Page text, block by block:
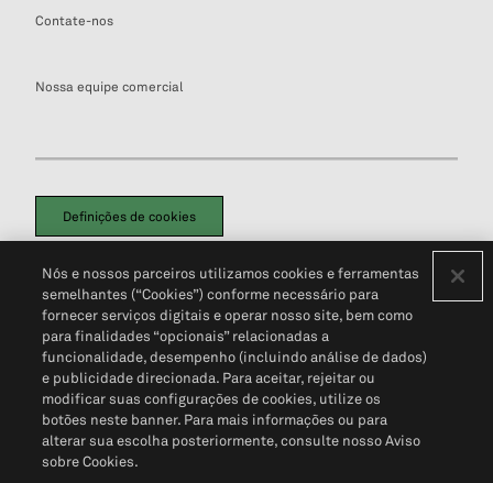
Contate-nos
Nossa equipe comercial
Definições de cookies
Política de PrivacidadePortal de privacidade do cliente (em inglês)
Não Venda Minhas Informações Pessoais© 2026 S&P Global
Nós e nossos parceiros utilizamos cookies e ferramentas
semelhantes (“Cookies”) conforme necessário para
fornecer serviços digitais e operar nosso site, bem como
para finalidades “opcionais” relacionadas a
funcionalidade, desempenho (incluindo análise de dados)
e publicidade direcionada. Para aceitar, rejeitar ou
modificar suas configurações de cookies, utilize os
botões neste banner. Para mais informações ou para
alterar sua escolha posteriormente, consulte nosso Aviso
sobre Cookies.